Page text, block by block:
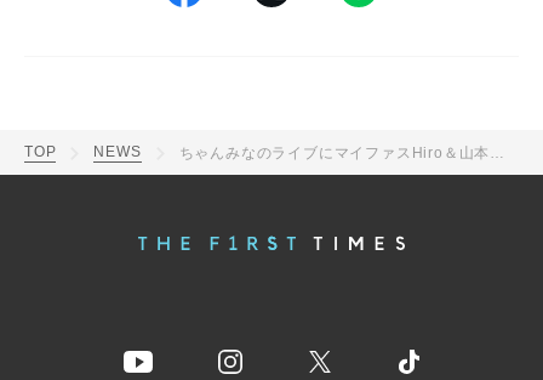
TOP NEWS